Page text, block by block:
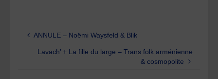
ANNULE – Noëmi Waysfeld & Blik
Lavach’ + La fille du large – Trans folk arménienne
& cosmopolite